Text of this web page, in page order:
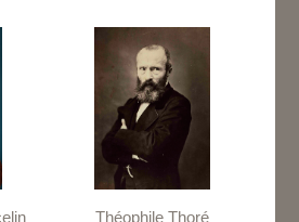
Théophile Thoré